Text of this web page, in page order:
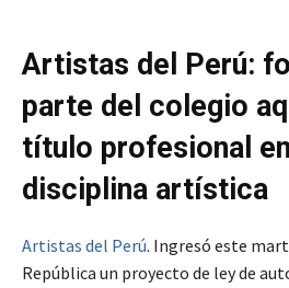
Artistas del Perú:
parte del colegio
título profesional
disciplina artística
Artistas del Perú. Ingresó este
República un proyecto de ley de